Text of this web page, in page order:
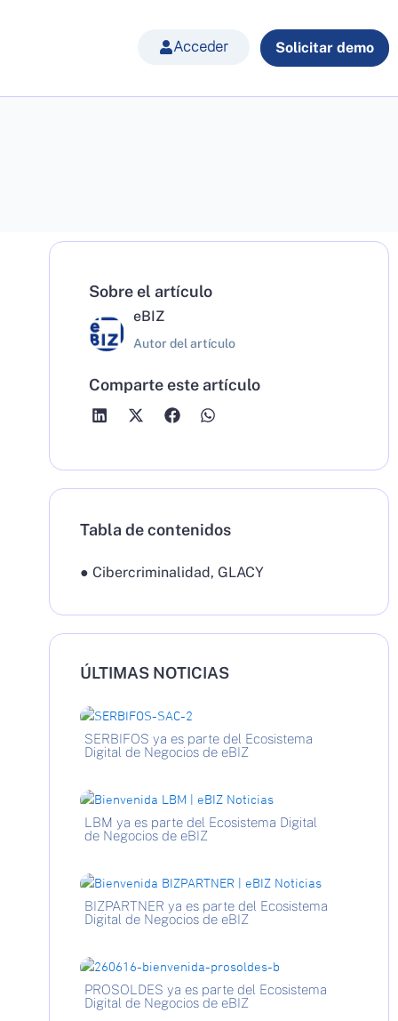
Acceder Solicitar demo
Sobre el artículo
eBIZ
Autor del artículo
Comparte este artículo
Tabla de contenidos
● Cibercriminalidad, GLACY
ÚLTIMAS NOTICIAS
SERBIFOS ya es parte del Ecosistema
Digital de Negocios de eBIZ
LBM ya es parte del Ecosistema Digital
de Negocios de eBIZ
BIZPARTNER ya es parte del Ecosistema
Digital de Negocios de eBIZ
PROSOLDES ya es parte del Ecosistema
Digital de Negocios de eBIZ